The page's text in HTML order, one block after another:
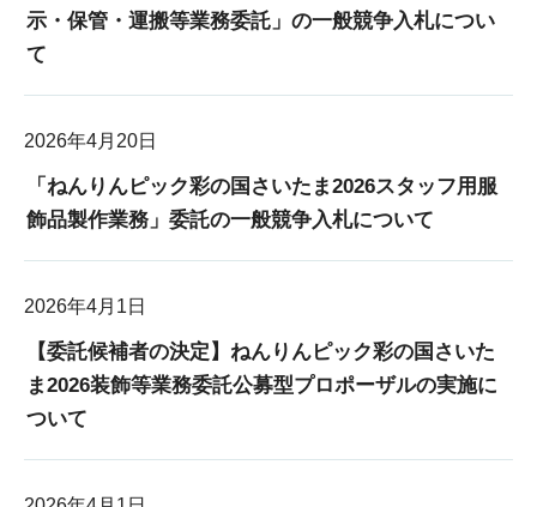
示・保管・運搬等業務委託」の一般競争入札につい
て
2026年4月20日
「ねんりんピック彩の国さいたま2026スタッフ用服
飾品製作業務」委託の一般競争入札について
2026年4月1日
【委託候補者の決定】ねんりんピック彩の国さいた
ま2026装飾等業務委託公募型プロポーザルの実施に
ついて